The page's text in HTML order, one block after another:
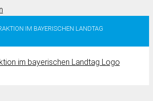
IM BAYERISCHEN LANDTAG